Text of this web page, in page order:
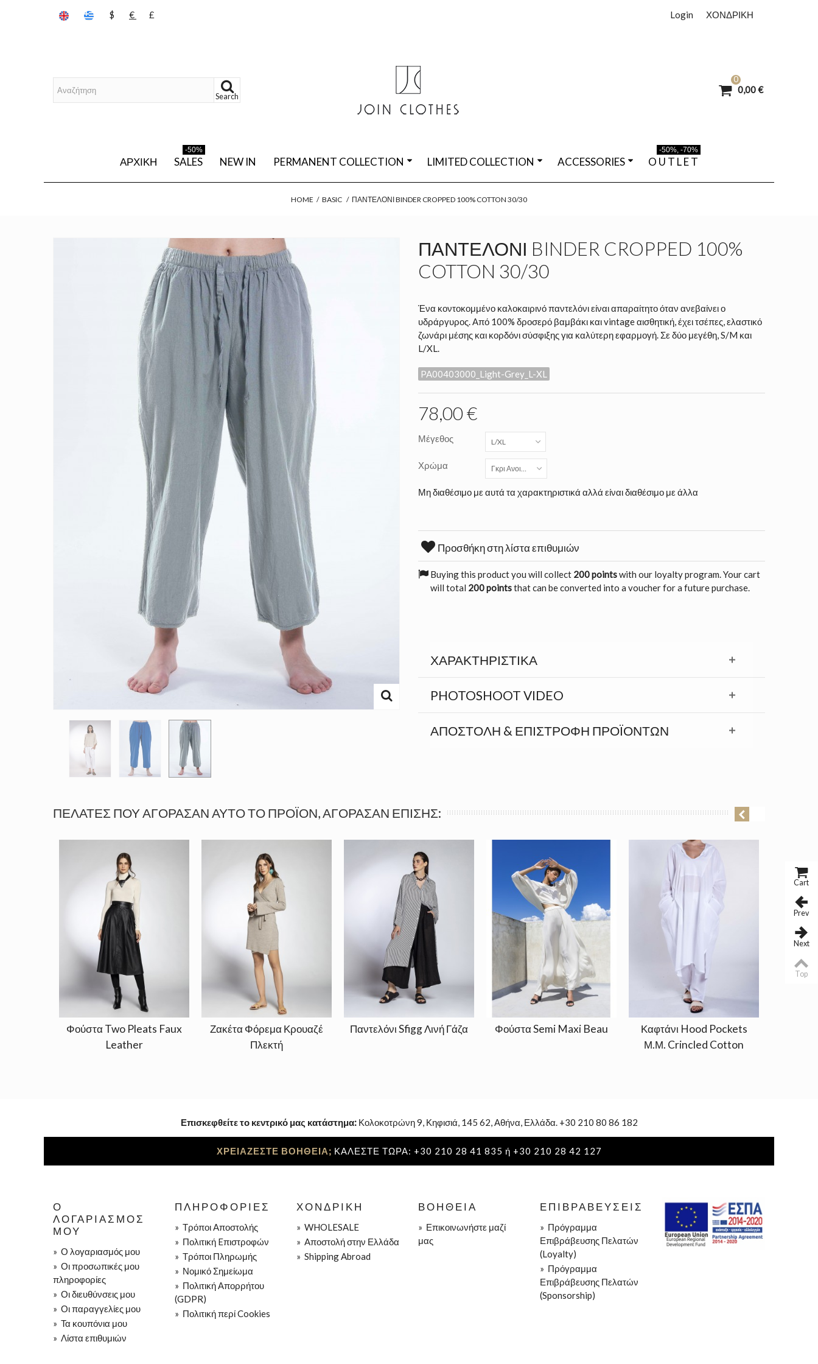
ΧΟΝΔΡΙΚΗ
Login
$ € £
Search
0
0,00 €
ΑΡΧΙΚΉ SALES
-50%
NEW IN PERMANENT COLLECTION LIMITED COLLECTION ACCESSORIES O U T L E T
-50%, -70%
HOME / BASIC / ΠΑΝΤΕΛΌΝΙ BINDER CROPPED 100% COTTON 30/30
ΠΑΝΤΕΛΌΝΙ BINDER CROPPED 100%
COTTON 30/30
Ένα κοντοκομμένο καλοκαιρινό παντελόνι είναι απαραίτητο όταν ανεβαίνει ο
υδράργυρος. Από 100% δροσερό βαμβάκι και vintage αισθητική, έχει τσέπες, ελαστικό
ζωνάρι μέσης και κορδόνι σύσφιξης για καλύτερη εφαρμογή. Σε δύο μεγέθη, S/M και
L/XL.
PA00403000_Light-Grey_L-XL
78,00 €
Μέγεθος L/XL
Χρώμα Γκρι Ανοικτό
Μη διαθέσιμο με αυτά τα χαρακτηριστικά αλλά είναι διαθέσιμο με άλλα
Προσθήκη στη λίστα επιθυμιών
Buying this product you will collect 200 pointswith our loyalty program. Your cart
will total 200 pointsthat can be converted into a voucher for a future purchase.
ΧΑΡΑΚΤΗΡΙΣΤΙΚΆ
PHOTOSHOOT VIDEO
ΑΠΟΣΤΟΛΉ & ΕΠΙΣΤΡΟΦΉ ΠΡΟΪΟΝΤΩΝ
ΠΕΛΆΤΕΣ ΠΟΥ ΑΓΌΡΑΣΑΝ ΑΥΤΌ ΤΟ ΠΡΟΪΌΝ, ΑΓΌΡΑΣΑΝ ΕΠΊΣΗΣ:
Φούστα Two Pleats Faux
Leather
Ζακέτα Φόρεμα Κρουαζέ
Πλεκτή
Παντελόνι Sfigg Λινή Γάζα Φούστα Semi Maxi Beau
Καφτάνι Hood Pockets
Μ.Μ. Crincled Cotton
Επισκεφθείτε το κεντρικό μας κατάστημα:Κολοκοτρώνη 9, Κηφισιά, 145 62, Αθήνα, Ελλάδα. +30 210 80 86 182
ΧΡΕΙΑΖΕΣΤΕ ΒΟΗΘΕΙΑ; ΚΑΛΕΣΤΕ ΤΩΡΑ: +30 210 28 41 835 ή +30 210 28 42 127
Ο
ΛΟΓΑΡΙΑΣΜΌΣ
ΜΟΥ
» Ο λογαριασμός μου
» Οι προσωπικές μου
πληροφορίες
» Οι διευθύνσεις μου
» Οι παραγγελίες μου
» Τα κουπόνια μου
» Λίστα επιθυμιών
ΠΛΗΡΟΦΟΡΊΕΣ
» Τρόποι Aποστολής
» Πολιτική Eπιστροφών
» Τρόποι Πληρωμής
» Νομικό Σημείωμα
» Πολιτική Απορρήτου
(GDPR)
» Πολιτική περί Cookies
ΧΟΝΔΡΙΚΉ
» WHOLESALE
» Aποστολή στην Ελλάδα
» Shipping Abroad
ΒΟΉΘΕΙΑ
» Επικοινωνήστε μαζί
μας
ΕΠΙΒΡΑΒΕΎΣΕΙΣ
» Πρόγραμμα
Επιβράβευσης Πελατών
(Loyalty)
» Πρόγραμμα
Επιβράβευσης Πελατών
(Sponsorship)
Cart
Prev
Next
Top